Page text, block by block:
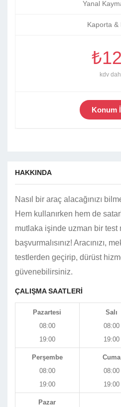
Yanal
Kaporta &
kdv
Konum
HAKKINDA
Nasıl bir araç alacağınızı
Hem kullanırken hem de
mutlaka işinde uzman bir test
başvurmalısınız! Aracınızı,
testlerden geçirip, dürüst
güvenebilirsiniz.
ÇALIŞMA SAATLERİ
Pazartesi
08:00
19:00
Salı
08:00
19:00
Perşembe
08:00
19:00
Cuma
08:00
19:00
Pazar